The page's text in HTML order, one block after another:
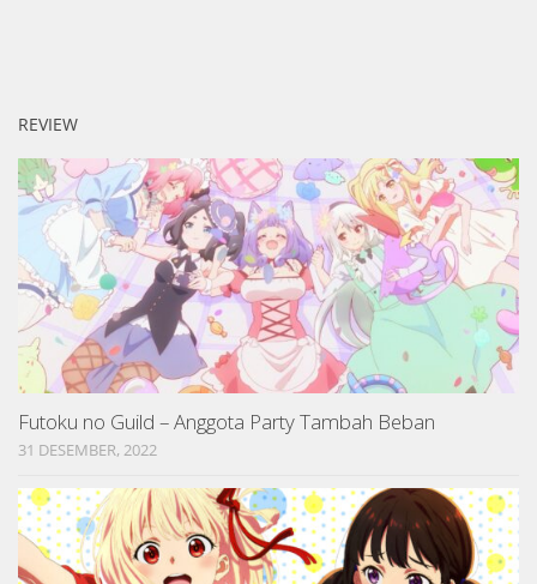
REVIEW
Futoku no Guild – Anggota Party Tambah Beban
31 DESEMBER, 2022